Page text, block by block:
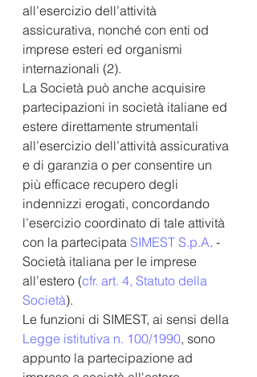
all’esercizio dell’attività
assicurativa, nonché con enti od
imprese esteri ed organismi
internazionali (2).
La Società può anche acquisire
partecipazioni in società italiane ed
estere direttamente strumentali
all’esercizio dell’attività assicurativa
e di garanzia o per consentire un
più efficace recupero degli
indennizzi erogati, concordando
l’esercizio coordinato di tale attività
con la partecipata SIMEST S.p.A. -
Società italiana per le imprese
all’estero (cfr. art. 4, Statuto della
Società).
Le funzioni di SIMEST, ai sensi della
Legge istitutiva n. 100/1990, sono
appunto la partecipazione ad